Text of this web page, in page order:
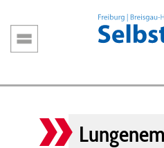
zum
Inhalt
Hauptnavigation